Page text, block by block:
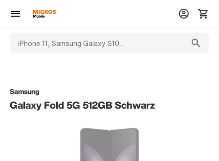
Samsung
Galaxy Fold 5G 512GB Schwarz